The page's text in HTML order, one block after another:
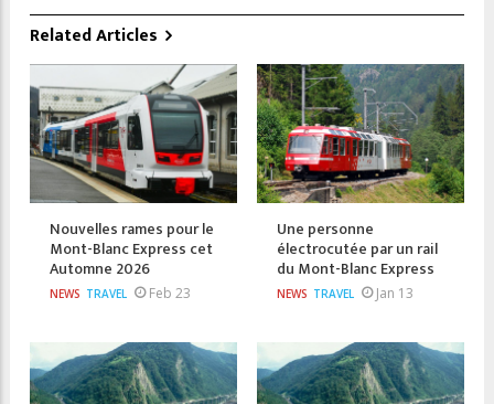
Related Articles
Nouvelles rames pour le
Mont-Blanc Express cet
Automne 2026
NEWS TRAVEL Feb 23
Une personne
électrocutée par un rail
du Mont-Blanc Express
NEWS TRAVEL Jan 13